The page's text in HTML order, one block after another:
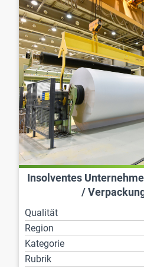
Insolventes
/
Qualität
Region
Kategorie
Rubrik